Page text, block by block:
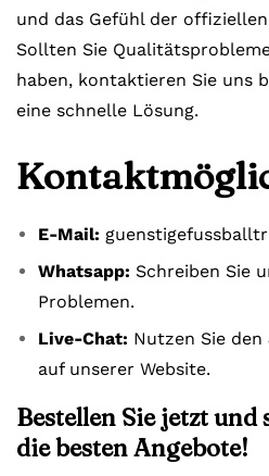
und das Gefühl der
Sollten Sie
haben, kontaktieren Sie uns
eine schnelle Lösung.
E-Mail:
Whatsapp: Schreiben Sie
Problemen.
Live-Chat: Nutzen Sie
auf unserer Website.
Bestellen Sie jetzt und
die besten Angebote!